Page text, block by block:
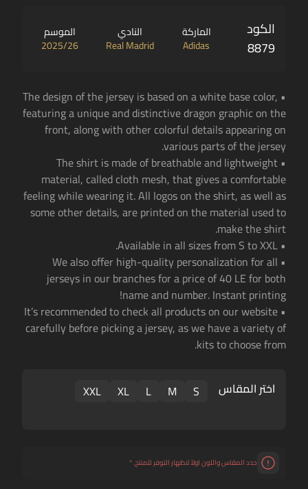
الكود
8879
الماركة
Adidas
النادي
Real Madrid
الموسم
2025/26
• The design of the jersey is based on a white base color,
featuring a unique and distinctive dragon graphic on the
front, along with other colorful details appearing on
various parts of the jersey.
• The shirt is made of breathable and lightweight
material, called cloth mesh, that gives a comfortable
feeling while wearing it. All logos on the shirt, as well as
some other details, are printed on the material used to
make the shirt.
• Available in all sizes from S to XXL.
• We also offer high-quality personalization for all
jerseys in our branches for a price of 40 LE for both
name and number. Instant printing!
• It’s recommended to check all products on our website
carefully before picking a jersey, as we have a variety of
kits to choose from.
اختر المقاس S
M
L
XL
XXL
حدد المقاس واللون اولاً لاظهار التوفر للمنتج.*